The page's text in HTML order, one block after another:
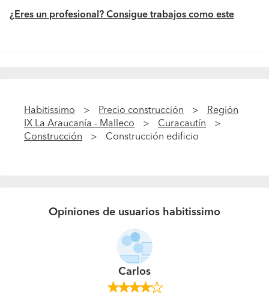
¿Eres un profesional? Consigue trabajos como este
Habitissimo Precio construcción
Región
IX La Araucanía - Malleco
Curacautín
Construcción
Construcción edificio
Opiniones de usuarios habitissimo
Carlos